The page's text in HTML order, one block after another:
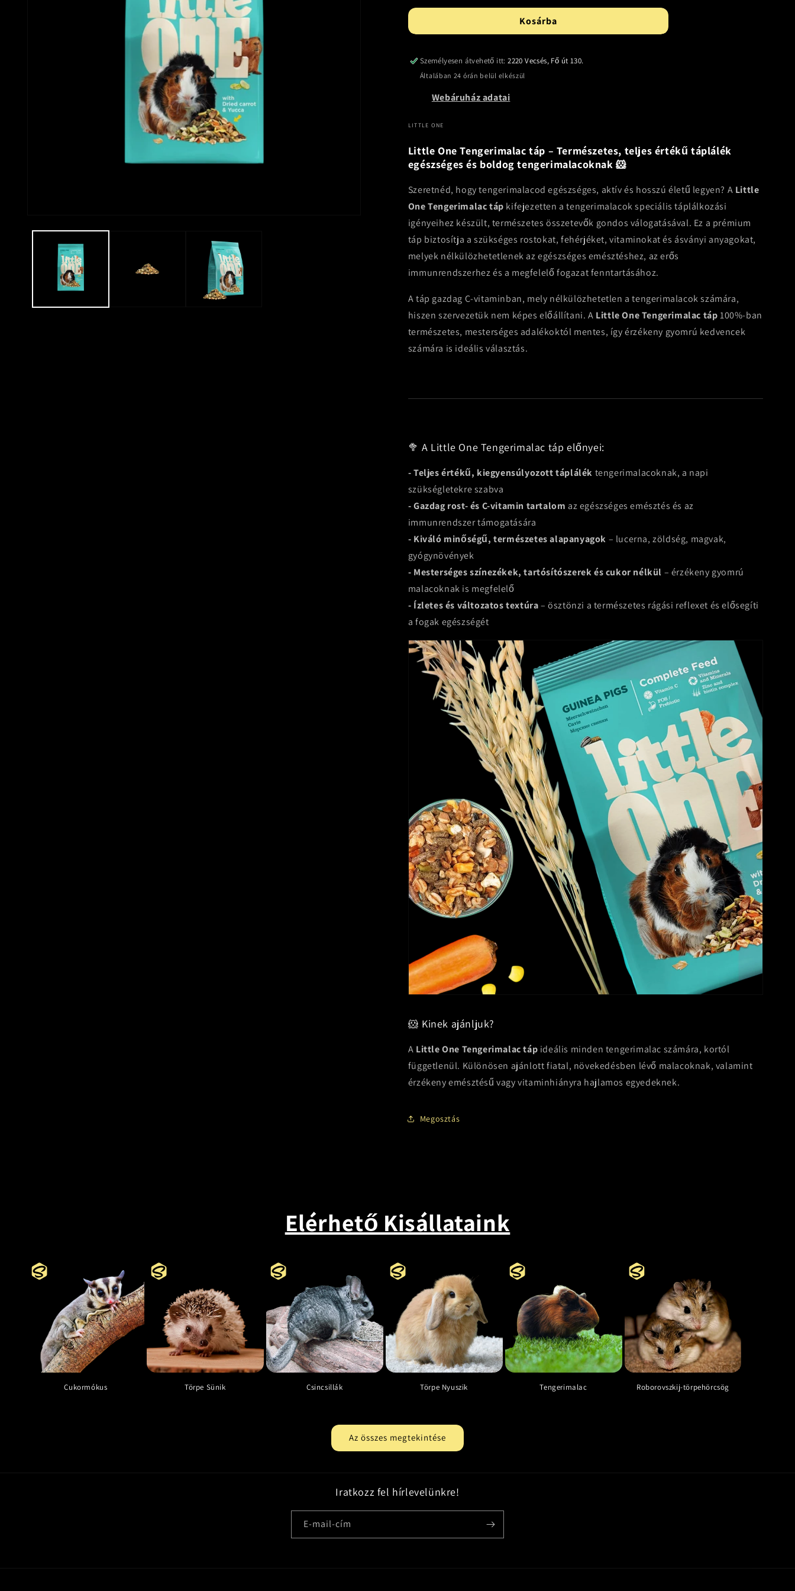
Kosárba
Személyesen átvehető itt:2220 Vecsés, Fő út 130.
Általában 24 órán belül elkészül
Webáruház adatai
LITTLE ONE
Little One Tengerimalac táp – Természetes, teljes értékű táplálék
egészséges és boldog tengerimalacoknak 🐹
Szeretnéd, hogy tengerimalacod egészséges, aktív és hosszú életű legyen? A Little
One Tengerimalac táp kifejezetten a tengerimalacok speciális táplálkozási
igényeihez készült, természetes összetevők gondos válogatásával. Ez a prémium
táp biztosítja a szükséges rostokat, fehérjéket, vitaminokat és ásványi anyagokat,
melyek nélkülözhetetlenek az egészséges emésztéshez, az erős
immunrendszerhez és a megfelelő fogazat fenntartásához.
A táp gazdag C-vitaminban, mely nélkülözhetetlen a tengerimalacok számára,
hiszen szervezetük nem képes előállítani. A Little One Tengerimalac táp100%-ban
természetes, mesterséges adalékoktól mentes, így érzékeny gyomrú kedvencek
számára is ideális választás.
🥦 A Little One Tengerimalac táp előnyei:
- Teljes értékű, kiegyensúlyozott táplálék tengerimalacoknak, a napi
szükségletekre szabva
- Gazdag rost- és C-vitamin tartalom az egészséges emésztés és az
immunrendszer támogatására
- Kiváló minőségű, természetes alapanyagok – lucerna, zöldség, magvak,
gyógynövények
- Mesterséges színezékek, tartósítószerek és cukor nélkül – érzékeny gyomrú
malacoknak is megfelelő
- Ízletes és változatos textúra– ösztönzi a természetes rágási reflexet és elősegíti
a fogak egészségét
🐹 Kinek ajánljuk?
A Little One Tengerimalac táp ideális minden tengerimalac számára, kortól
függetlenül. Különösen ajánlott fiatal, növekedésben lévő malacoknak, valamint
érzékeny emésztésű vagy vitaminhiányra hajlamos egyedeknek.
Megosztás
Elérhető Kisállataink
Cukormókus Törpe Sünik Csincsillák Törpe Nyuszik Tengerimalac Roborovszkij-törpehörcsög
Az összes megtekintése
Iratkozz fel hírlevelünkre!
E-mail-cím